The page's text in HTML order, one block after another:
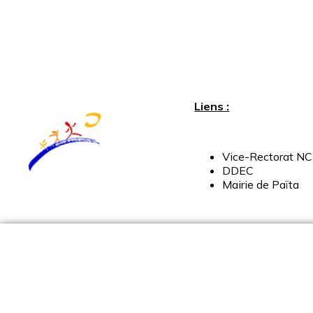
Liens :
Vice-Rectorat NC
DDEC
Mairiede Païta